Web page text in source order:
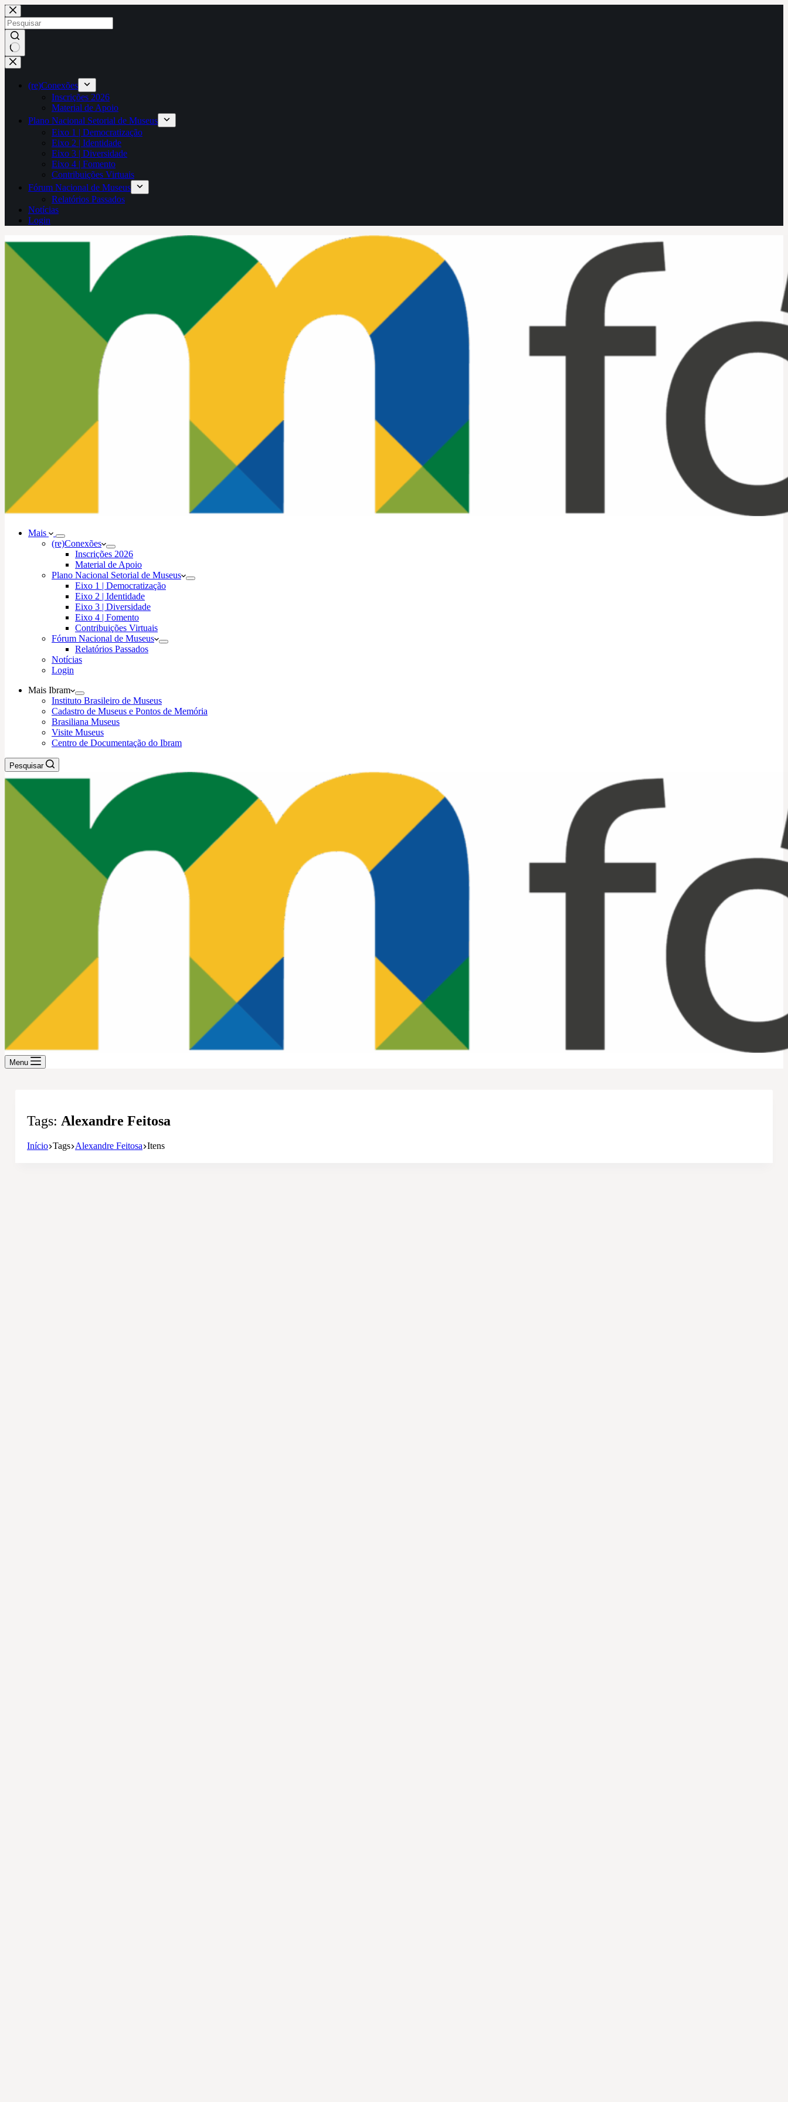
Pular
para
o
conteúdo
Sem
resultados
(re)Conexões
Inscrições 2026
Material de Apoio
Plano Nacional Setorial de Museus
Eixo 1 | Democratização
Eixo 2 | Identidade
Eixo 3 | Diversidade
Eixo 4 | Fomento
Contribuições Virtuais
Fórum Nacional de Museus
Relatórios Passados
Notícias
Login
Mais
(re)Conexões
Inscrições 2026
Material de Apoio
Plano Nacional Setorial de Museus
Eixo 1 | Democratização
Eixo 2 | Identidade
Eixo 3 | Diversidade
Eixo 4 | Fomento
Contribuições Virtuais
Fórum Nacional de Museus
Relatórios Passados
Notícias
Login
Mais Ibram
Instituto Brasileiro de Museus
Cadastro de Museus e Pontos de Memória
Brasiliana Museus
Visite Museus
Centro de Documentação do Ibram
Pesquisar
Menu
Tags Alexandre Feitosa
Início Tags Alexandre Feitosa Itens